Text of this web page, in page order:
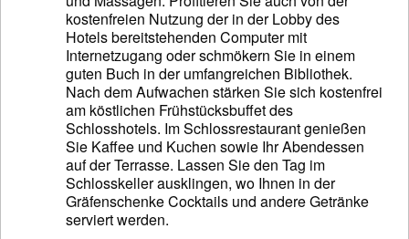
kostenfreien Nutzung der in der Lobby des
Hotels bereitstehenden Computer mit
Internetzugang oder schmökern Sie in einem
guten Buch in der umfangreichen Bibliothek.
Nach dem Aufwachen stärken Sie sich kostenfrei
am köstlichen Frühstücksbuffet des
Schlosshotels. Im Schlossrestaurant genießen
Sie Kaffee und Kuchen sowie Ihr Abendessen
auf der Terrasse. Lassen Sie den Tag im
Schlosskeller ausklingen, wo Ihnen in der
Gräfenschenke Cocktails und andere Getränke
serviert werden.